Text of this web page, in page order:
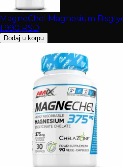
MagneChel Magnesium
1.990 RSD
Dodaj u korpu